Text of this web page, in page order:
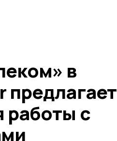
в
предлагает
работы с